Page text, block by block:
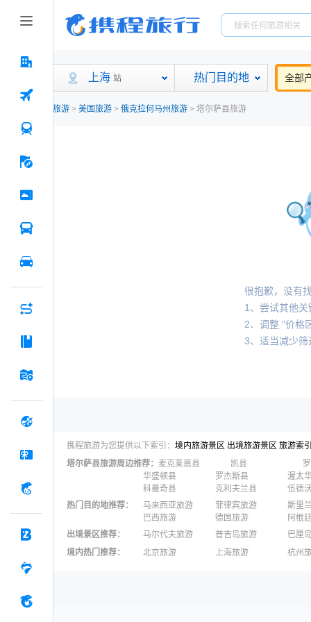
上海 站 热门目的地 全部
旅游 > 美国旅游 > 俄克拉何马州旅游 > 塔尔萨县旅游
很抱歉，没有
1、尝试其他关
2、调整 "价格
3、适当减少筛
携程旅游为您提供以下索引： 境内旅游景区 出境旅游景区 旅游索
塔尔萨县旅游周边推荐： 麦克莱恩县 凯县
华盛顿县
罗杰斯县
渥太
科曼奇县
克利夫兰县
伍德
热门目的地推荐： 马来西亚旅游 菲律宾旅游
斯里
巴西旅游
德国旅游
阿根
出境景区推荐： 马尔代夫旅游 普吉岛旅游
巴厘
澳大利亚旅游
毛里求斯旅游
苏梅
境内热门推荐： 北京旅游 上海旅游
杭州